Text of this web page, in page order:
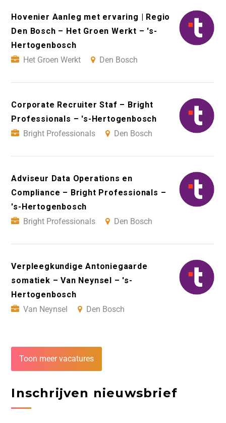
Hovenier Aanleg met ervaring | Regio
Den Bosch – Het Groen Werkt – 's-
Hertogenbosch
Het Groen Werkt
Den Bosch
Corporate Recruiter Staf – Bright
Professionals – 's-Hertogenbosch
Bright Professionals
Den Bosch
Adviseur Data Operations en
Compliance – Bright Professionals –
's-Hertogenbosch
Bright Professionals
Den Bosch
Verpleegkundige Antoniegaarde
somatiek – Van Neynsel – 's-
Hertogenbosch
Van Neynsel
Den Bosch
Toon meer vacatures
Inschrijven nieuwsbrief